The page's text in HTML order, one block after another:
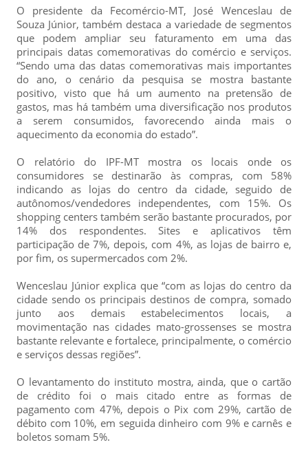
O presidente da Fecomércio-MT, José Wenceslau de
Souza Júnior, também destaca a variedade de segmentos
que podem ampliar seu faturamento em uma das
principais datas comemorativas do comércio e serviços.
“Sendo uma das datas comemorativas mais importantes
do ano, o cenário da pesquisa se mostra bastante
positivo, visto que há um aumento na pretensão de
gastos, mas há também uma diversificação nos produtos
a serem consumidos, favorecendo ainda mais o
aquecimento da economia do estado”.
O relatório do IPF-MT mostra os locais onde os
consumidores se destinarão às compras, com 58%
indicando as lojas do centro da cidade, seguido de
autônomos/vendedores independentes, com 15%. Os
shopping centers também serão bastante procurados, por
14% dos respondentes. Sites e aplicativos têm
participação de 7%, depois, com 4%, as lojas de bairro e,
por fim, os supermercados com 2%.
Wenceslau Júnior explica que “com as lojas do centro da
cidade sendo os principais destinos de compra, somado
junto aos demais estabelecimentos locais, a
movimentação nas cidades mato-grossenses se mostra
bastante relevante e fortalece, principalmente, o comércio
e serviços dessas regiões”.
O levantamento do instituto mostra, ainda, que o cartão
de crédito foi o mais citado entre as formas de
pagamento com 47%, depois o Pix com 29%, cartão de
débito com 10%, em seguida dinheiro com 9% e carnês e
boletos somam 5%.